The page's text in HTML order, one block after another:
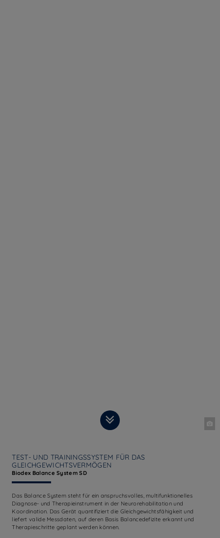
TEST- UND TRAININGSSYSTEM FÜR DAS
GLEICHGEWICHTSVERMÖGEN
Biodex Balance System SD
Das Balance System steht für ein anspruchsvolles, multifunktionelles
Diagnose- und Therapieinstrument in der Neurorehabilitation und
Koordination. Das Gerät quantifiziert die Gleichgewichtsfähigkeit und
liefert valide Messdaten, auf deren Basis Balancedefizite erkannt und
Therapieschritte geplant werden können.